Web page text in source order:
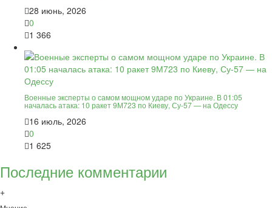
28 июнь, 2026
0
1 366
Военные эксперты о самом мощном ударе по Украине. В 01:05
началась атака: 10 ракет 9М723 по Киеву, Су-57 — на Одессу
16 июль, 2026
0
1 625
Последние комментарии
+